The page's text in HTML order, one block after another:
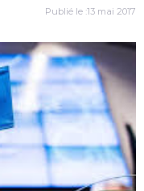
Publié le :13 mai 2017